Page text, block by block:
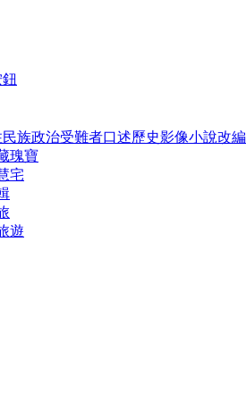
民族政治受難者口述歷史影像小說改
瑰寶
宅
遊